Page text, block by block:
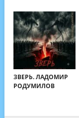
ЗВЕРЬ. ЛАДОМИР
РОДУМИЛОВ